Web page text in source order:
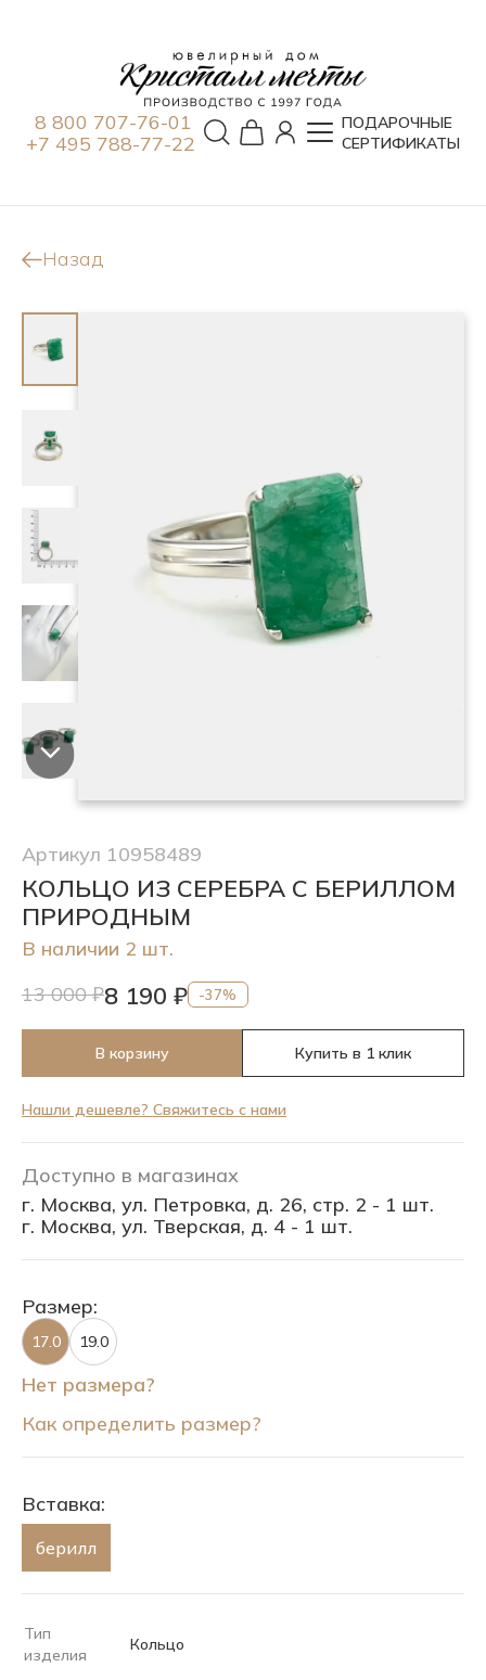
8 800 707-76-01
+7 495 788-77-22
ПОДАРОЧНЫЕ
СЕРТИФИКАТЫ
Назад
Артикул 10958489
КОЛЬЦО ИЗ СЕРЕБРА С БЕРИЛЛОМ
ПРИРОДНЫМ
В наличии 2 шт.
13 000 ₽8 190 ₽ -37%
В корзину Купить в 1 клик
Нашли дешевле? Свяжитесь с нами
Доступно в магазинах
г. Москва, ул. Петровка, д. 26, стр. 2 - 1 шт.
г. Москва, ул. Тверская, д. 4 - 1 шт.
Размер:
17.0 19.0
Нет размера?
Как определить размер?
Вставка:
берилл
Тип
изделия
Кольцо